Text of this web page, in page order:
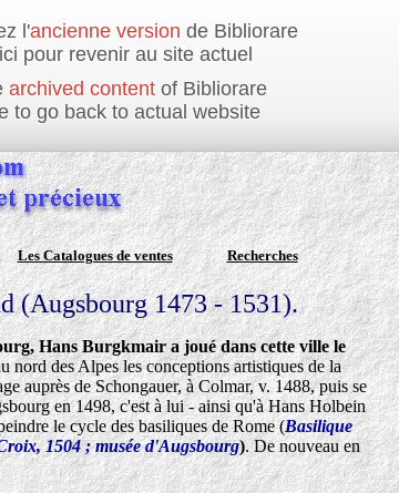
l'ancienne version de Bibliorare
pour revenir au site actuel
archived content of Bibliorare
to go back to actual website
Les Catalogues de ventes Recherches
(Augsbourg 1473 - 1531).
Hans Burgkmair a joué dans cette ville le
nord des Alpes les conceptions artistiques de la
auprès de Schongauer, à Colmar, v. 1488, puis se
en 1498, c'est à lui - ainsi qu'à Hans Holbein
le cycle des basiliques de Rome (Basilique
1504 ; musée d'Augsbourg). De nouveau en